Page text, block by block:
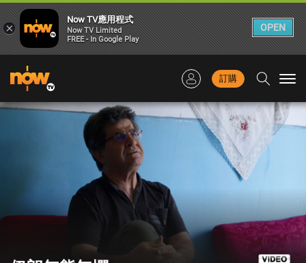
訂購
×
Now TV應用程式
Now TV Limited
FREE - In Google Play
OPEN